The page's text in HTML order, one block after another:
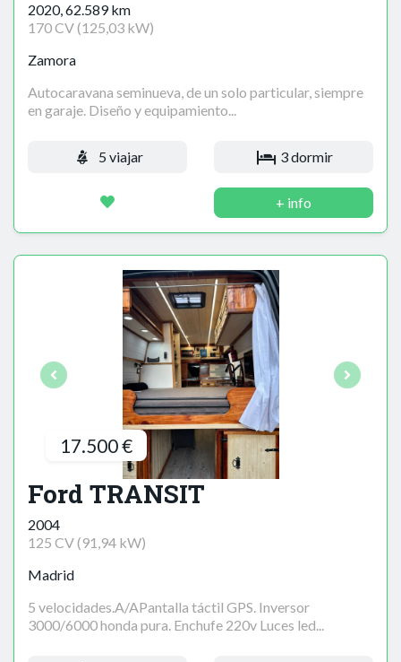
2020, 62.589 km
170 CV (125,03 kW)
Zamora
Autocaravana seminueva, de un solo particular, siempre
en garaje. Diseño y equipamiento...
5 viajar 3 dormir
+ info
17.500 €
Ford TRANSIT
2004
125 CV (91,94 kW)
Madrid
5 velocidades.A/APantalla táctil GPS. Inversor
3000/6000 honda pura. Enchufe 220v Luces led...